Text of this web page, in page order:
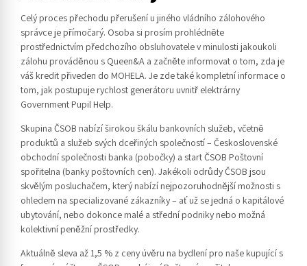
Celý proces přechodu přerušení u jiného vládního zálohového
správce je přímočarý. Osoba si prosím prohlédněte
prostřednictvím předchozího obsluhovatele v minulosti jakoukoli
zálohu prováděnou s Queen&A a začněte informovat o tom, zda je
váš kredit přiveden do MOHELA. Je zde také kompletní informace o
tom, jak postupuje rychlost generátoru uvnitř elektrárny
Government Pupil Help.
Skupina ČSOB nabízí širokou škálu bankovních služeb, včetně
produktů a služeb svých dceřiných společností – Československé
obchodní společnosti banka (pobočky) a start ČSOB Poštovní
spořitelna (banky poštovních cen). Jakékoli odrůdy ČSOB jsou
skvělým posluchačem, který nabízí nejpozoruhodnější možnosti s
ohledem na specializované zákazníky – ať už se jedná o kapitálové
ubytování, nebo dokonce malé a střední podniky nebo možná
kolektivní peněžní prostředky.
Aktuálně sleva až 1,5 % z ceny úvěru na bydlení pro naše kupující s